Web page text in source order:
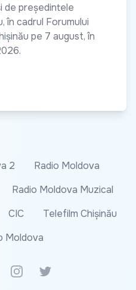
de președintele
în cadrul Forumului
pe 7 august, în
2
Radio Moldova
Radio Moldova Muzical
CIC
Telefilm Chișinău
Moldova
InstagramTwitter